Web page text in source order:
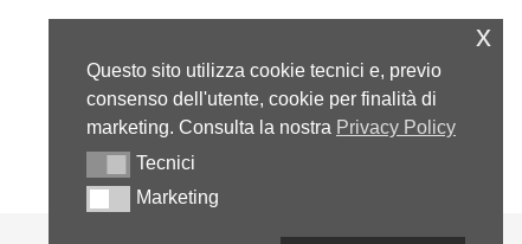
Questo sito utilizza cookie tecnici e, previo
consenso dell'utente, cookie per finalità di
marketing. Consulta la nostra Privacy Policy
TecniciTecnici
MarketingMarketing
x